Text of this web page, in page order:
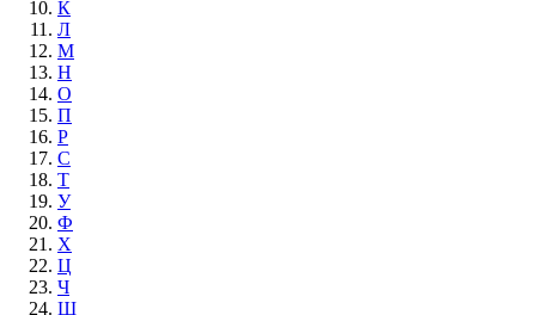
К
Л
М
Н
О
П
Р
С
Т
У
Ф
Х
Ц
Ч
Ш